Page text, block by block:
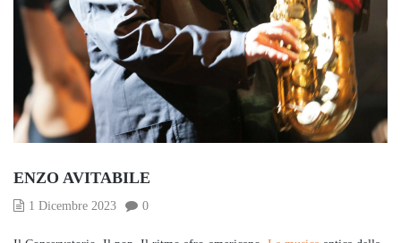
ENZO AVITABILE
1 Dicembre 2023 0